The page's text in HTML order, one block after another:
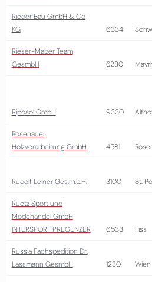
Rieder Bau GmbH & Co
KG
6334
Rieser-Malzer Team
GesmbH
6230
Riposol GmbH 9330
Rosenauer
Holzverarbeitung GmbH
4581
Rudolf Leiner Ges.m.b.H. 3100 St.
Ruetz Sport und
Modehandel GmbH
INTERSPORT PREGENZER
6533 Fiss
Russia Fachspedition Dr.
Lassmann GesmbH
1230 Wien